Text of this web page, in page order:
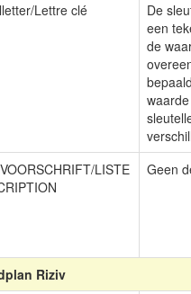
Lettre clé
De
een
de
LISTE
Geen
Riziv